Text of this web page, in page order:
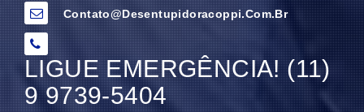
Contato@desentupidoracoppi.com.br
LIGUE EMERGÊNCIA! (11)
9 9739-5404